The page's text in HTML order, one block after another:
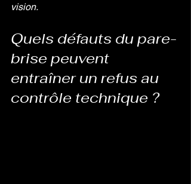
vision.
Quels défauts du pare-
brise peuvent
entraîner un refus au
contrôle technique ?